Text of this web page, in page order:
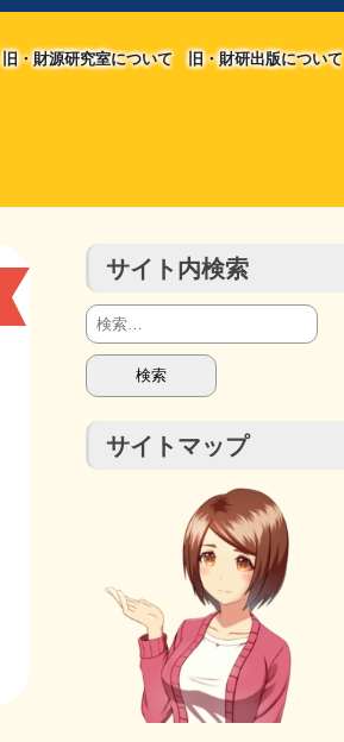
旧・財源研究室について 旧・財研出版について
サイト内検索
検
索:
サイトマップ